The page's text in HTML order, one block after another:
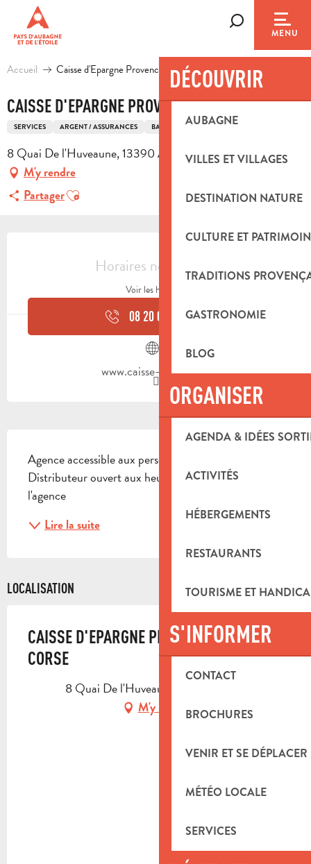
contenu
principal
MENU
DÉCOUVRIR
AUBAGNE
VILLES ET VILLAGES
DESTINATION NATURE
CULTURE ET
TRADITIONS
GASTRONOMIE
BLOG
ORGANISER
AGENDA & IDÉES
ACTIVITÉS
HÉBERGEMENTS
RESTAURANTS
TOURISME ET
S'INFORMER
CONTACT
BROCHURES
VENIR ET SE DÉPLACER
MÉTÉO LOCALE
SERVICES
Accueil Caisse d'Epargne Provence Alpes Corse
CAISSE D'EPARGNE PROVENCE ALPES CORSE
SERVICES ARGENT / ASSURANCES BANQUE
8 Quai De l'Huveaune, 13390 Auriol
M'y rendre
PartagerAjouter aux favoris
OUVERTURE ET COORDONNÉES
Horaires non définis
Voir les horaires
08 20 02 55▒▒
www.caisse-epargne.fr
Agence accessible aux personnes à mobilité réduite
Distributeur ouvert aux heures d'ouverture de
l'agence
Lire la suite
LOCALISATION
CAISSE D'EPARGNE PROVENCE ALPES
CORSE
8 Quai De l'Huveaune, 13390 Auriol
M'y rendre